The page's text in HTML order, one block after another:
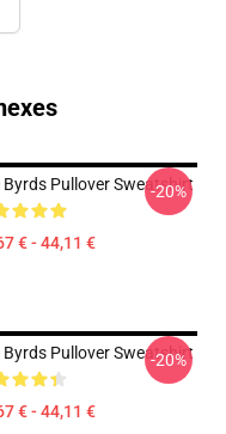
Byrds Pullover Sweatshirt
€ - 44,11 €
-20%
Byrds Pullover Sweatshirt
€ - 44,11 €
-20%